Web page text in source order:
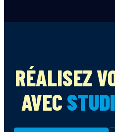
RÉALISEZ
AVEC